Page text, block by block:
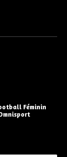
Féminin